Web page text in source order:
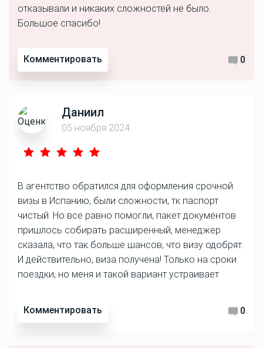
отказывали и никаких сложностей не было.
Большое спасибо!
Комментировать 0
Даниил
05 ноября 2024
В агентство обратился для оформления срочной
визы в Испанию, были сложности, тк паспорт
чистый. Но все равно помогли, пакет документов
пришлось собирать расширенный, менеджер
сказала, что так больше шансов, что визу одобрят.
И действительно, виза получена! Только на сроки
поездки, но меня и такой вариант устраивает
Комментировать 0